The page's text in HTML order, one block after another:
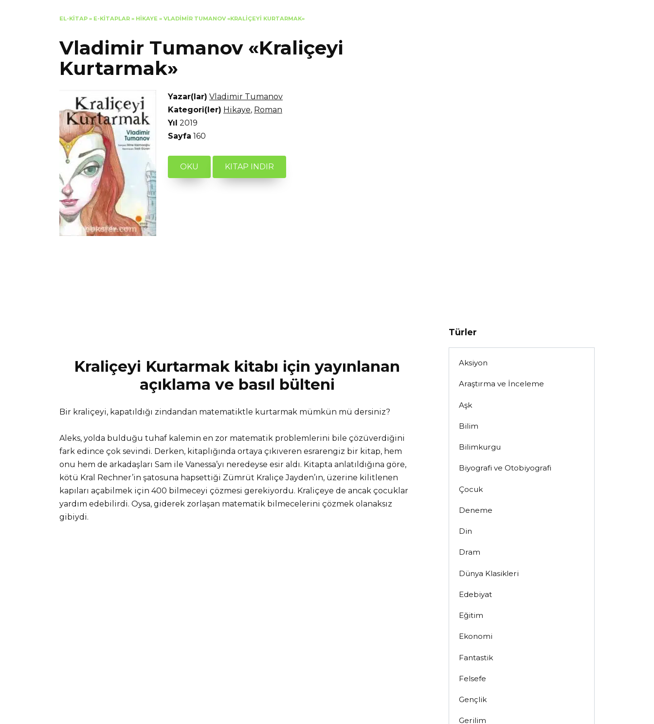
EL-KITAP » E-KITAPLAR » HIKAYE » VLADIMIR TUMANOV «KRALIÇEYI KURTARMAK»
Vladimir Tumanov «Kraliçeyi
Kurtarmak»
Yazar(lar) Vladimir Tumanov
Kategori(ler) Hikaye, Roman
Yıl 2019
Sayfa 160
OKU KITAP INDIR
Kraliçeyi Kurtarmak kitabı için yayınlanan
açıklama ve basıl bülteni
Bir kraliçeyi, kapatıldığı zindandan matematiktle kurtarmak mümkün mü dersiniz?
Aleks, yolda bulduğu tuhaf kalemin en zor matematik problemlerini bile çözüverdiğini
fark edince çok sevindi. Derken, kitaplığında ortaya çıkıveren esrarengiz bir kitap, hem
onu hem de arkadaşları Sam ile Vanessa’yı neredeyse esir aldı. Kitapta anlatıldığına göre,
kötü Kral Rechner’in şatosuna hapsettiği Zümrüt Kraliçe Jayden’ın, üzerine kilitlenen
kapıları açabilmek için 400 bilmeceyi çözmesi gerekiyordu. Kraliçeye de ancak çocuklar
yardım edebilirdi. Oysa, giderek zorlaşan matematik bilmecelerini çözmek olanaksız
gibiydi.
Türler
Aksiyon
Araştırma ve İnceleme
Aşk
Bilim
Bilimkurgu
Biyografi ve Otobiyografi
Çocuk
Deneme
Din
Dram
Dünya Klasikleri
Edebiyat
Eğitim
Ekonomi
Fantastik
Felsefe
Gençlik
Gerilim